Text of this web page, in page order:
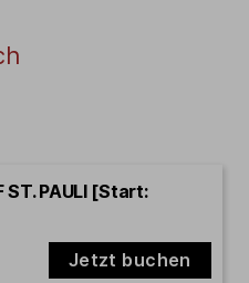
PAULI [Start:
Jetzt buchen